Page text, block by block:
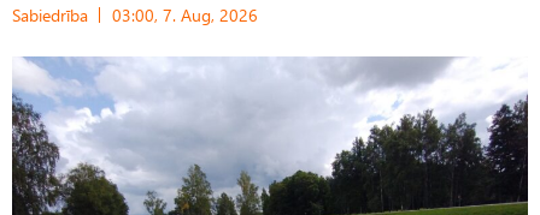
Sabiedrība 03:00, 7. Aug, 2026